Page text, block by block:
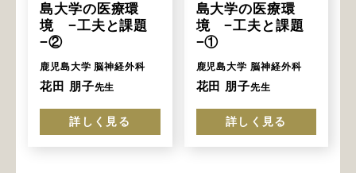
島大学の医療環
境 −工夫と課題
−②
鹿児島大学 脳神経外科
花田 朋子先生
詳しく見る
島大学の医療環
境 −工夫と課題
−①
鹿児島大学 脳神経外科
花田 朋子先生
詳しく見る